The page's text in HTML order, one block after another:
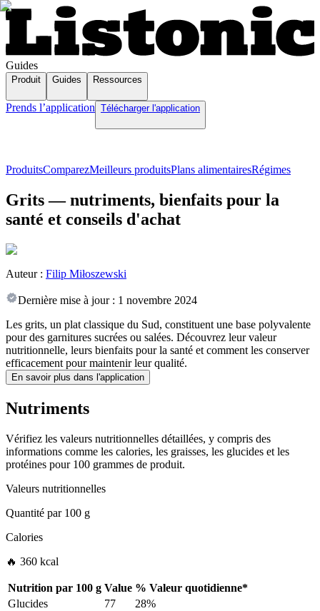
Guides
Produit Guides Ressources
Prends l’application Télécharger l'application
ProduitsComparezMeilleurs produitsPlans alimentairesRégimes
Grits — nutriments, bienfaits pour la
santé et conseils d'achat
Auteur : Filip Miłoszewski
Dernière mise à jour : 1 novembre 2024
Les grits, un plat classique du Sud, constituent une base polyvalente
pour des garnitures sucrées ou salées. Découvrez leur valeur
nutritionnelle, leurs bienfaits pour la santé et comment les conserver
efficacement pour maintenir leur qualité.
En savoir plus dans l'application
Nutriments
Vérifiez les valeurs nutritionnelles détaillées, y compris des
informations comme les calories, les graisses, les glucides et les
protéines pour 100 grammes de produit.
Valeurs nutritionnelles
Quantité par100 g
Calories
🔥 360 kcal
Nutrition par 100 g Value % Valeur quotidienne*
Glucides
77
28%